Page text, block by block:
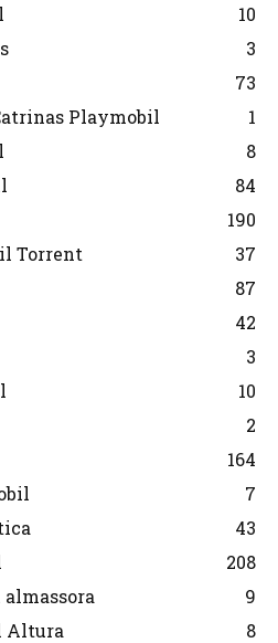
10
3
73
Playmobil
1
8
84
190
Torrent
37
87
42
3
10
2
164
7
43
208
9
Altura
8